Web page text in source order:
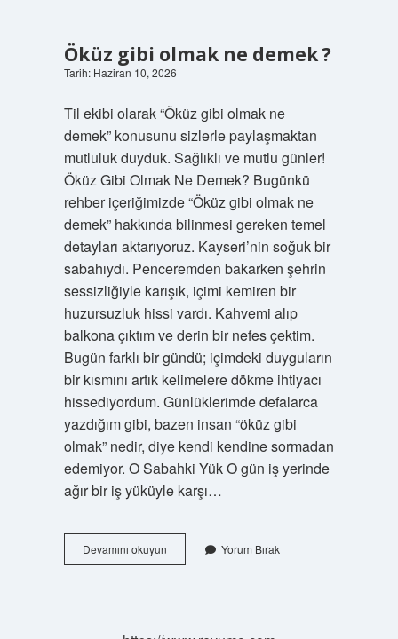
Öküz gibi olmak ne demek ?
Tarih: Haziran 10, 2026
Til ekibi olarak “Öküz gibi olmak ne
demek” konusunu sizlerle paylaşmaktan
mutluluk duyduk. Sağlıklı ve mutlu günler!
Öküz Gibi Olmak Ne Demek? Bugünkü
rehber içeriğimizde “Öküz gibi olmak ne
demek” hakkında bilinmesi gereken temel
detayları aktarıyoruz. Kayseri’nin soğuk bir
sabahıydı. Penceremden bakarken şehrin
sessizliğiyle karışık, içimi kemiren bir
huzursuzluk hissi vardı. Kahvemi alıp
balkona çıktım ve derin bir nefes çektim.
Bugün farklı bir gündü; içimdeki duyguların
bir kısmını artık kelimelere dökme ihtiyacı
hissediyordum. Günlüklerimde defalarca
yazdığım gibi, bazen insan “öküz gibi
olmak” nedir, diye kendi kendine sormadan
edemiyor. O Sabahki Yük O gün iş yerinde
ağır bir iş yüküyle karşı…
Devamını okuyunÖküz
gibi
Yorum Bırak